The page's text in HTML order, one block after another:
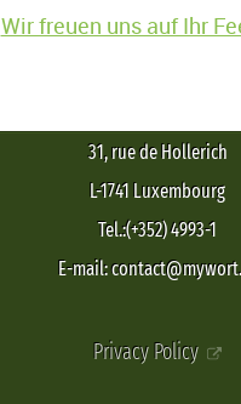
Wir freuen uns auf Ihr
31, rue de Hollerich
L-1741 Luxembourg
Tel.:(+352) 4993-1
E-mail:
Privacy Policy